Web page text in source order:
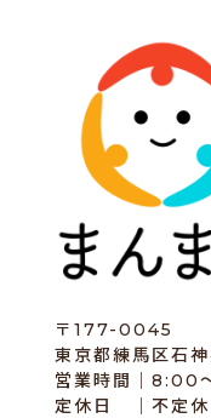
〒177-0045
東京都練馬区石
営業時間｜8:00
定休日 ｜不定休